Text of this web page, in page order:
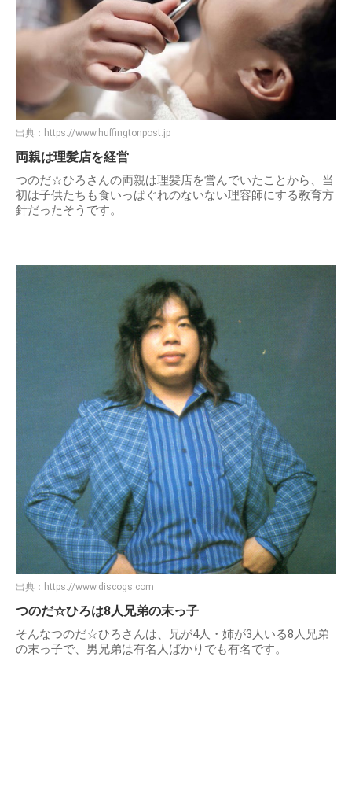
出典： https://www.huffingtonpost.jp
両親は理髪店を経営
つのだ☆ひろさんの両親は理髪店を営んでいたことから、当
初は子供たちも食いっぱぐれのないない理容師にする教育方
針だったそうです。
出典： https://www.discogs.com
つのだ☆ひろは8人兄弟の末っ子
そんなつのだ☆ひろさんは、兄が4人・姉が3人いる8人兄弟
の末っ子で、男兄弟は有名人ばかりでも有名です。